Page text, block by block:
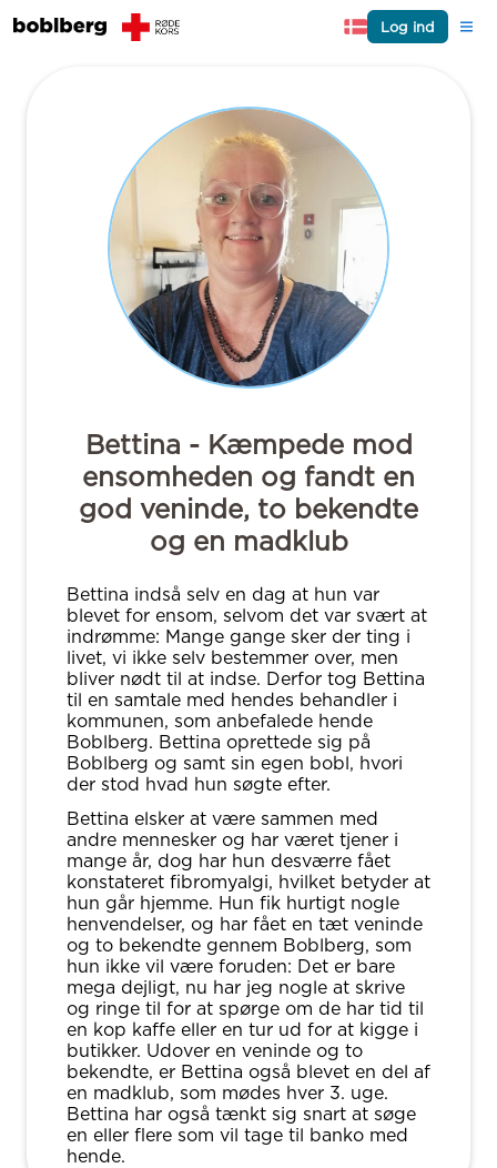
Log ind
Bettina - Kæmpede mod
ensomheden og fandt en
god veninde, to bekendte
og en madklub
Bettina indså selv en dag at hun var
blevet for ensom, selvom det var svært at
indrømme: Mange gange sker der ting i
livet, vi ikke selv bestemmer over, men
bliver nødt til at indse. Derfor tog Bettina
til en samtale med hendes behandler i
kommunen, som anbefalede hende
Boblberg. Bettina oprettede sig på
Boblberg og samt sin egen bobl, hvori
der stod hvad hun søgte efter.
Bettina elsker at være sammen med
andre mennesker og har været tjener i
mange år, dog har hun desværre fået
konstateret fibromyalgi, hvilket betyder at
hun går hjemme. Hun fik hurtigt nogle
henvendelser, og har fået en tæt veninde
og to bekendte gennem Boblberg, som
hun ikke vil være foruden: Det er bare
mega dejligt, nu har jeg nogle at skrive
og ringe til for at spørge om de har tid til
en kop kaffe eller en tur ud for at kigge i
butikker. Udover en veninde og to
bekendte, er Bettina også blevet en del af
en madklub, som mødes hver 3. uge.
Bettina har også tænkt sig snart at søge
en eller flere som vil tage til banko med
hende.